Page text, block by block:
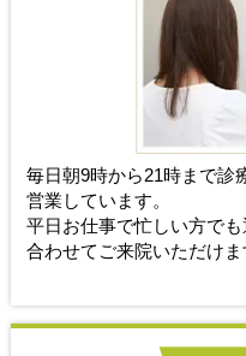
毎日朝9時から21時まで診
営業しています。
平日お仕事で忙しい方で
合わせてご来院いただけま